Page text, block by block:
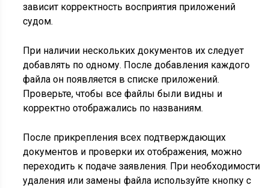
зависит корректность восприятия приложений
судом.
При наличии нескольких документов их следует
добавлять по одному. После добавления каждого
файла он появляется в списке приложений.
Проверьте, чтобы все файлы были видны и
корректно отображались по названиям.
После прикрепления всех подтверждающих
документов и проверки их отображения, можно
переходить к подаче заявления. При необходимости
удаления или замены файла используйте кнопку с